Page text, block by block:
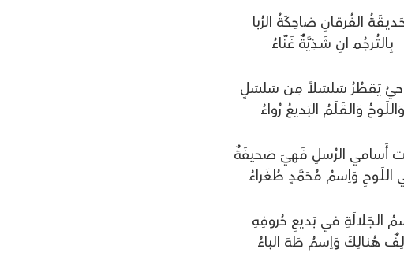
الفُرقانِ ضاحِكَةُ الرُبا
بِـالـتُـرجُـمـ انِ شَـذِيَّةٌ غَنّاءُ
يَقطُرُ سَلسَلاً مِن سَلسَلٍ
وَالـلَـوحُ وَالـقَـلَـمُ البَديعُ رُواءُ
أَسامي الرُسلِ فَهيَ صَحيفَةٌ
الـلَـوحِ وَاِسمُ مُحَمَّدٍ طُغَراءُ
الـجَـلالَةِ في بَديعِ حُروفِهِ
هُـنـالِـكَ وَاِسمُ طَهَ الباءُ